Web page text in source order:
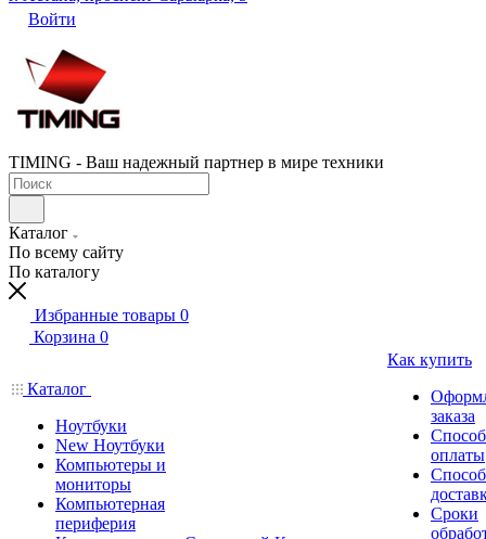
Войти
TIMING - Ваш надежный партнер в мире техники
Каталог
По всему сайту
По каталогу
Избранные товары 0
Корзина 0
Каталог
Ноутбуки
New Ноутбуки
Компьютеры и
мониторы
Компьютерная
периферия
Как купить
заказа
оплаты
Сроки